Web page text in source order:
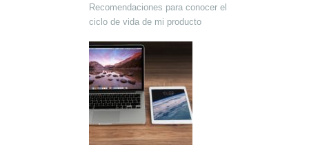
Recomendaciones para conocer el
ciclo de vida de mi producto